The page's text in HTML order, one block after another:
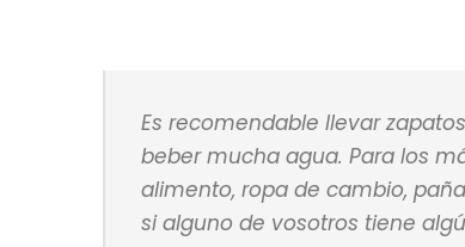
Es recomendable llevar
beber mucha agua. Para los
alimento, ropa de cambio,
si alguno de vosotros tiene